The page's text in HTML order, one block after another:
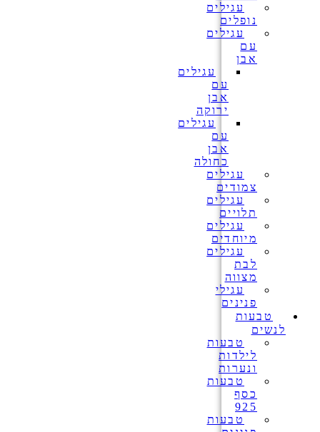
עגילים
נופלים
עגילים
עם
אבן
עגילים
עם
אבן
ירוקה
עגילים
עם
אבן
כחולה
עגילים
צמודים
עגילים
תלויים
עגילים
מיוחדים
עגילים
לבת
מצווה
עגילי
פנינים
טבעות
לנשים
טבעות
לילדות
ונערות
טבעות
כסף
925
טבעות